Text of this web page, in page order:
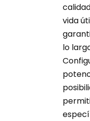
vida
lo